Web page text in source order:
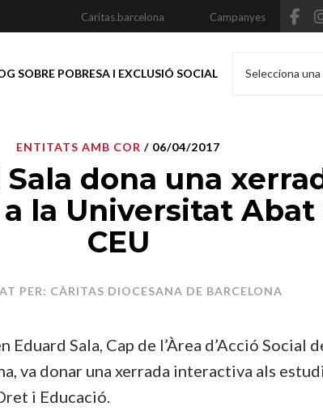
Caritas.barcelona Campanyes
SOBRE POBRESA I EXCLUSIÓ SOCIAL Selecciona
ENTITATS AMB COR / 06/04/2017
dona una
la Universitat Abat
CEU
PER: CÀRITAS DIOCESANA DE BARCELONA
Eduard Sala, Cap de l’Àrea d’Acció Social
va donar una xerrada interactiva als
i Educació.